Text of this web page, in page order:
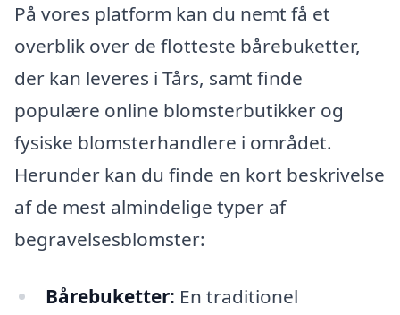
På vores platform kan du nemt få et
overblik over de flotteste bårebuketter,
der kan leveres i Tårs, samt finde
populære online blomsterbutikker og
fysiske blomsterhandlere i området.
Herunder kan du finde en kort beskrivelse
af de mest almindelige typer af
begravelsesblomster:
Bårebuketter: En traditionel